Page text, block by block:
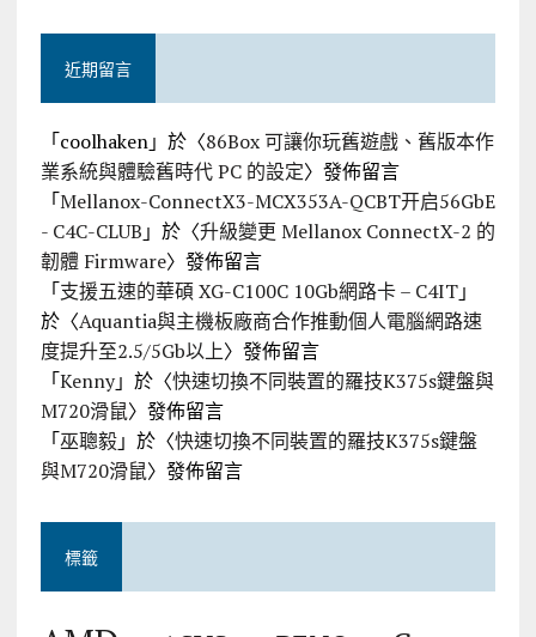
近期留言
「coolhaken」於〈86Box 可讓你玩舊遊戲、舊版本作
業系統與體驗舊時代 PC 的設定〉發佈留言
「Mellanox-ConnectX3-MCX353A-QCBT开启56GbE
- C4C-CLUB 」於〈升級變更 Mellanox ConnectX-2 的
韌體 Firmware〉發佈留言
「支援五速的華碩 XG-C100C 10Gb網路卡 – C4IT」
於〈Aquantia與主機板廠商合作推動個人電腦網路速
度提升至2.5/5Gb以上〉發佈留言
「Kenny」於〈快速切換不同裝置的羅技K375s鍵盤與
M720滑鼠〉發佈留言
「巫聰毅」於〈快速切換不同裝置的羅技K375s鍵盤
與M720滑鼠〉發佈留言
標籤